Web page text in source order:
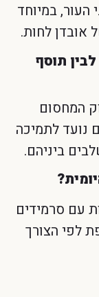
במיוחד
אובדן לחות.
תוסף
המחסום
נועד לתמיכה
ביניהם.
עם סרמידים
לפי הצורך